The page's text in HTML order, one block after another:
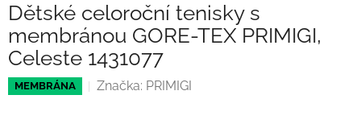
Dětské celoroční tenisky s
membránou GORE-TEX PRIMIGI,
Celeste 1431077
MEMBRÁNA Značka: PRIMIGI